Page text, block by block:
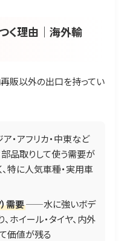
く理由｜海外輸
販以外の出口を持ってい
・アフリカ・中東など
品取りして使う需要が
特に人気車種・実用車
需要——水に強いボデ
、ホイール・タイヤ、内外
価値が残る